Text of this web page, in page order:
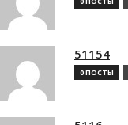
51154
0 ПОСТЫ